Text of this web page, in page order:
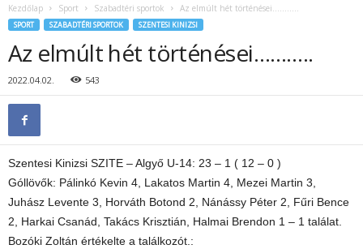
Kezdőlap Sport Szabadtéri sportok Az elmúlt hét történései………..
SPORT SZABADTÉRI SPORTOK SZENTESI KINIZSI
Az elmúlt hét történései………..
2022.04.02. 543
Szentesi Kinizsi SZITE – Algyő U-14: 23 – 1 ( 12 – 0 )
Góllövők: Pálinkó Kevin 4, Lakatos Martin 4, Mezei Martin 3,
Juhász Levente 3, Horváth Botond 2, Nánássy Péter 2, Fűri Bence
2, Harkai Csanád, Takács Krisztián, Halmai Brendon 1 – 1 találat.
Bozóki Zoltán értékelte a találkozót.: